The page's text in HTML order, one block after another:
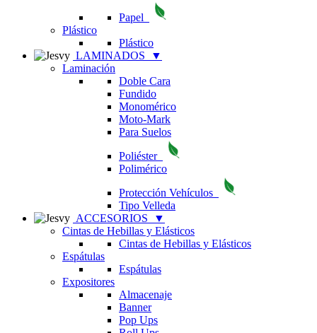
Papel
Plástico
Plástico
LAMINADOS
▼
Laminación
Doble Cara
Fundido
Monomérico
Moto-Mark
Para Suelos
Poliéster
Polimérico
Protección Vehículos
Tipo Velleda
ACCESORIOS
▼
Cintas de Hebillas y Elásticos
Cintas de Hebillas y Elásticos
Espátulas
Espátulas
Expositores
Almacenaje
Banner
Pop Ups